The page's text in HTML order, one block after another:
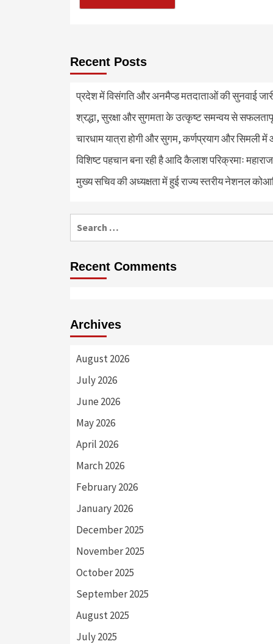
Recent Posts
प्रदेश में विसंगति और अनमैप्ड मतदाताओं की सुनवाई
श्रद्धा, सुरक्षा और सुगमता के उत्कृष्ट समन्वय से
चारधाम यात्रा होगी और सुगम, कर्णप्रयाग और सिमली
विशिष्ट पहचान बना रही है आदि कैलाश परिक्रमाः महाराज
मुख्य सचिव की अध्यक्षता में हुई राज्य स्तरीय नेशनल
for:
Recent Comments
Archives
August 2026
July 2026
June 2026
May 2026
April 2026
March 2026
February 2026
January 2026
December 2025
November 2025
October 2025
September 2025
August 2025
July 2025